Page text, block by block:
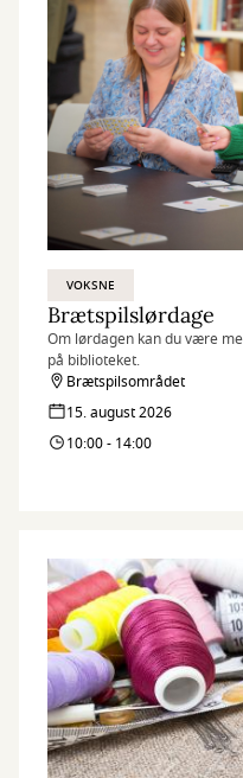
VOKSNE
Brætspilslørdage
Om lørdagen kan du være
på biblioteket.
Brætspilsområdet
15. august 2026
10:00 - 14:00